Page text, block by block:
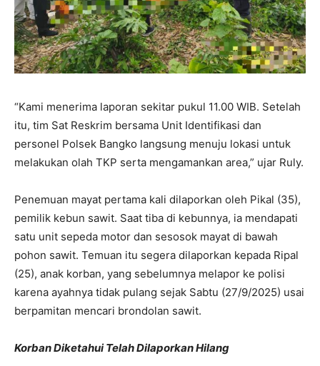
“Kami menerima laporan sekitar pukul 11.00 WIB. Setelah
itu, tim Sat Reskrim bersama Unit Identifikasi dan
personel Polsek Bangko langsung menuju lokasi untuk
melakukan olah TKP serta mengamankan area,” ujar Ruly.
Penemuan mayat pertama kali dilaporkan oleh Pikal (35),
pemilik kebun sawit. Saat tiba di kebunnya, ia mendapati
satu unit sepeda motor dan sesosok mayat di bawah
pohon sawit. Temuan itu segera dilaporkan kepada Ripal
(25), anak korban, yang sebelumnya melapor ke polisi
karena ayahnya tidak pulang sejak Sabtu (27/9/2025) usai
berpamitan mencari brondolan sawit.
Korban Diketahui Telah Dilaporkan Hilang